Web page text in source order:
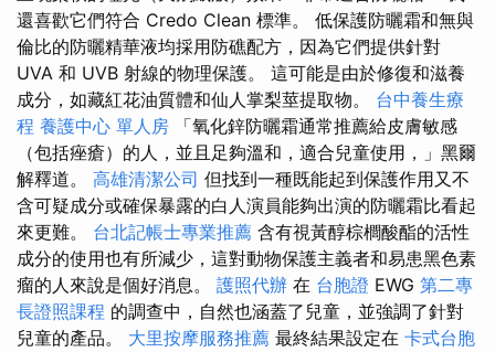
還喜歡它們符合 Credo Clean 標準。 低保護防曬霜和無與
倫比的防曬精華液均採用防礁配方，因為它們提供針對
UVA 和 UVB 射線的物理保護。 這可能是由於修復和滋養
成分，如藏紅花油質體和仙人掌梨莖提取物。 台中養生療
程 養護中心 單人房 「氧化鋅防曬霜通常推薦給皮膚敏感
（包括痤瘡）的人，並且足夠溫和，適合兒童使用，」黑爾
解釋道。 高雄清潔公司 但找到一種既能起到保護作用又不
含可疑成分或確保暴露的白人演員能夠出演的防曬霜比看起
來更難。 台北記帳士專業推薦 含有視黃醇棕櫚酸酯的活性
成分的使用也有所減少，這對動物保護主義者和易患黑色素
瘤的人來說是個好消息。 護照代辦 在 台胞證 EWG 第二專
長證照課程 的調查中，自然也涵蓋了兒童，並強調了針對
兒童的產品。 大里按摩服務推薦 最終結果設定在 卡式台胞